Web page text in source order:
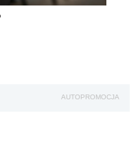
AUTOPROMOCJA